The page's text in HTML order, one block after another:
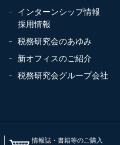
インターンシップ情報
採用情報
税務研究会のあゆみ
新オフィスのご紹介
税務研究会グループ会社
情報誌・書籍等のご購入